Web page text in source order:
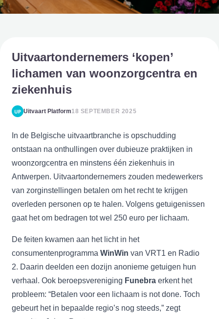
Uitvaartondernemers ‘kopen’
lichamen van woonzorgcentra en
ziekenhuis
Uitvaart Platform18 SEPTEMBER 2025
In de Belgische uitvaartbranche is opschudding
ontstaan na onthullingen over dubieuze praktijken in
woonzorgcentra en minstens één ziekenhuis in
Antwerpen. Uitvaartondernemers zouden medewerkers
van zorginstellingen betalen om het recht te krijgen
overleden personen op te halen. Volgens getuigenissen
gaat het om bedragen tot wel 250 euro per lichaam.
De feiten kwamen aan het licht in het
consumentenprogramma WinWin van VRT1 en Radio
2. Daarin deelden een dozijn anonieme getuigen hun
verhaal. Ook beroepsvereniging Funebra erkent het
probleem: “Betalen voor een lichaam is not done. Toch
gebeurt het in bepaalde regio’s nog steeds,” zegt